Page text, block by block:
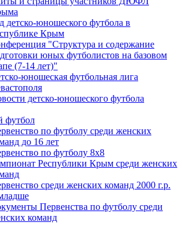
детско-юношеского футбола в
Крым
"Структура и содержание
юных футболистов на базовом
(7-14 лет)"
юношеская футбольная лига
детско-юношеского футбола
футбол
по футболу среди женских
до 16 лет
по футболу 8х8
Республики Крым среди женских
среди женских команд 2000 г.р.
Первенства по футболу среди
команд